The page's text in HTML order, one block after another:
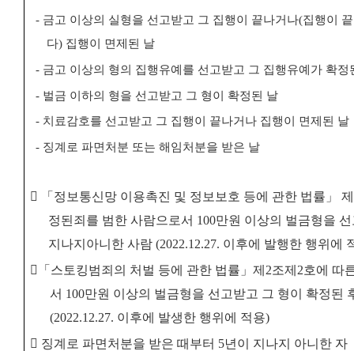
- 금고 이상의 실형을 선고받고 그 집행이 끝나거나(집행이
다) 집행이 면제된 날
- 금고 이상의 형의 집행유예를 선고받고 그 집행유예가 확정
- 벌금 이하의 형을 선고받고 그 형이 확정된 날
- 치료감호를 선고받고 그 집행이 끝나거나 집행이 면제된 날
- 징계로 파면처분 또는 해임처분을 받은 날
󰋻 「 정보통신망 이용촉진 및 정보보호 등에 관한 법률 」 제
정된 죄를 범한 사람으로서 100만원 이상의 벌금형을
지나지 아니한 사람 (2022.12.27. 이후에 발행한 행위에
󰋻「 스토킹범죄의 처벌 등에 관한 법률 」 제 2조제 2호에 따
서 100만원 이상의 벌금형을 선고받고 그 형이 확정된
(2022.12.27. 이후에 발생한 행위에 적용)
󰋻 징계로 파면처분을 받은 때부터 5년이 지나지 아니한 자